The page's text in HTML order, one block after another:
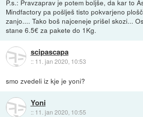
P.s.: Pravzaprav je potem boljše, da kar to
Mindfactory pa pošlješ tisto pokvarjeno
zanjo.... Tako boš najceneje prišel skozi...
stane 6.5€ za pakete do 1Kg.
scipascapa
:: 11. jan 2020, 10:53
smo zvedeli iz kje je yoni?
Yoni
:: 11. jan 2020, 10:55